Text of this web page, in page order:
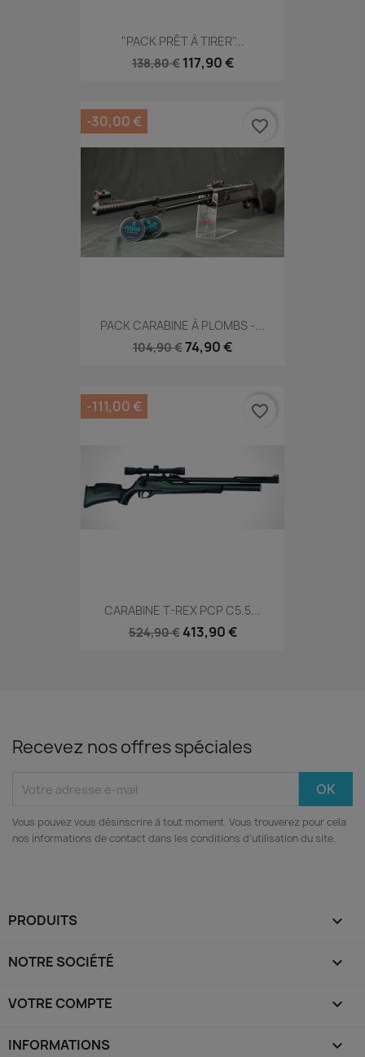
"PACK PRÊT À TIRER"...
138,80 € 117,90 €
PACK CARABINE À PLOMBS -...
104,90 €74,90 €
-30,00 € favorite_border
CARABINE T-REX PCP C5.5...
524,90 € 413,90 €
-111,00 € favorite_border
Recevez nos offres spéciales
Vous pouvez vous désinscrire à tout moment. Vous trouverez pour cela
nos informations de contact dans les conditions d'utilisation du site.
PRODUITS 
NOTRE SOCIÉTÉ 
VOTRE COMPTE 
INFORMATIONS keyboard_arrow_down